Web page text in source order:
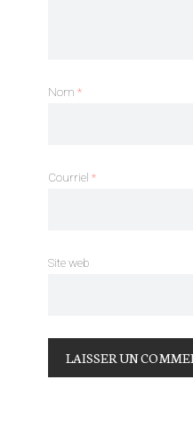
Nom *
Courriel *
Site web